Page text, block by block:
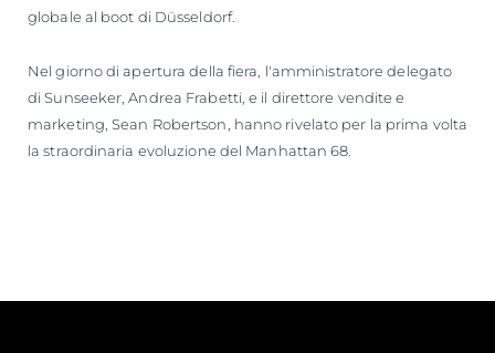
globale al boot di Düsseldorf.
Nel giorno di apertura della fiera, l'amministratore delegato
di Sunseeker, Andrea Frabetti, e il direttore vendite e
marketing, Sean Robertson, hanno rivelato per la prima volta
la straordinaria evoluzione del Manhattan 68.